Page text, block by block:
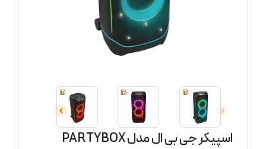
اسپیکر جی بی ال مدل PARTYBOX